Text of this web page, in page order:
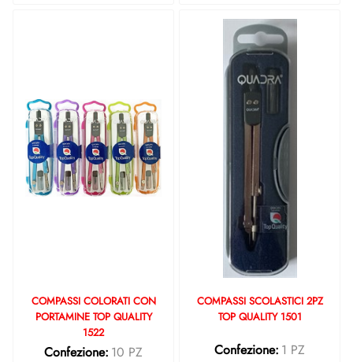
COMPASSI COLORATI CON
PORTAMINE TOP QUALITY
1522
Confezione: 10 PZ
COMPASSI SCOLASTICI 2PZ
TOP QUALITY 1501
Confezione: 1 PZ